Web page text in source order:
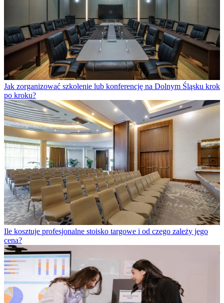
Jak zorganizować szkolenie lub konferencję na Dolnym Śląsku krok
po kroku?
Ile kosztuje profesjonalne stoisko targowe i od czego zależy jego
cena?